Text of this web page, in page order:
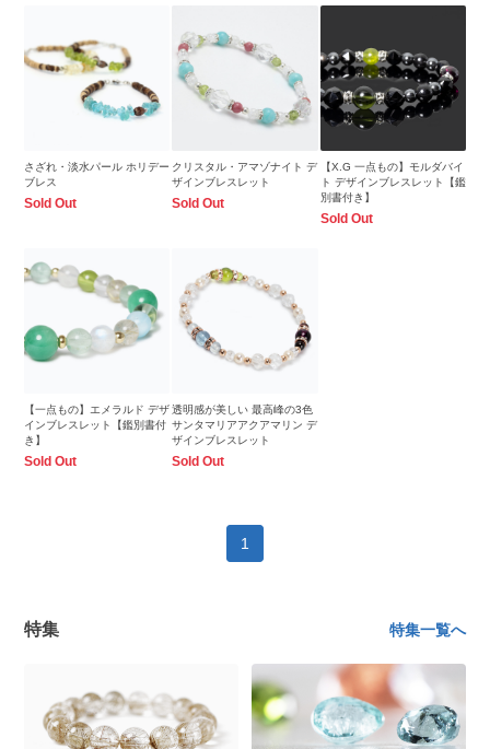
さざれ・淡水パール ホリデー
ブレス
Sold Out
クリスタル・アマゾナイト デ
ザインブレスレット
Sold Out
【X.G 一点もの】モルダバイ
ト デザインブレスレット【鑑
別書付き】
Sold Out
【一点もの】エメラルド デザ
インブレスレット【鑑別書付
き】
Sold Out
透明感が美しい 最高峰の3色
サンタマリアアクアマリン デ
ザインブレスレット
Sold Out
1
特集 特集一覧へ